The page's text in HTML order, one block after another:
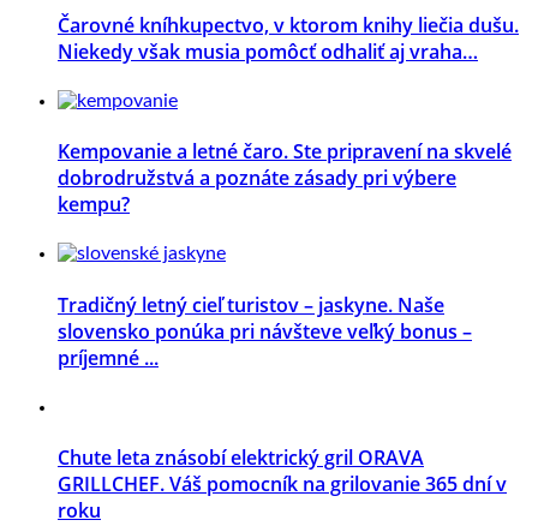
Čarovné kníhkupectvo, v ktorom knihy liečia dušu.
Niekedy však musia pomôcť odhaliť aj vraha…
Kempovanie a letné čaro. Ste pripravení na skvelé
dobrodružstvá a poznáte zásady pri výbere
kempu?
Tradičný letný cieľ turistov – jaskyne. Naše
slovensko ponúka pri návšteve veľký bonus –
príjemné ...
Chute leta znásobí elektrický gril ORAVA
GRILLCHEF. Váš pomocník na grilovanie 365 dní v
roku